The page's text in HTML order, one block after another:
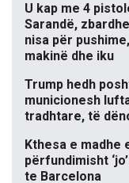
U kap me 4
Sarandë,
nisa për
makinë dhe iku
Trump hedh
municionesh
tradhtare, të
Kthesa e madhe
përfundimisht
te Barcelona